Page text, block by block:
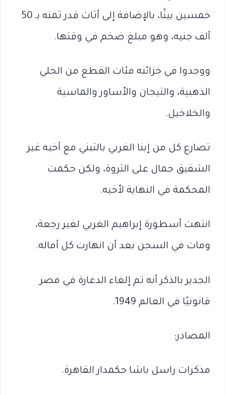
خمسين بيتًا، بالإضافة إلى أثاث قدر ثمنه بـ 50
ألف جنيه، وهو مبلغ ضخم في وقتها.
ووجدوا في خزائنه مئات القطع من الحلي
الذهبية، والتيجان والأساور والماسية
والخلاخيل.
تصارع كل من إبنا الغربي بالتبني مع أخيه غير
الشقيق جمال على الثروة، ولكن حكمت
المحكمة في النهاية لأخيه.
انتهت أسطورة إبراهيم الغربي لغير رجعة،
ومات في السجن بعد أن انهارت كل أماله.
الجدير بالذكر أنه تم إلغاء الدعارة في مصر
قانونيًا في العالم 1949.
المصادر:
مذكرات راسل باشا حكمدار القاهرة.